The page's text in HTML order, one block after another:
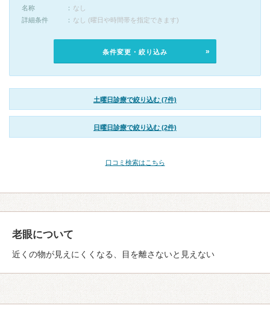
名称
なし
詳細条件
なし (曜日や時間帯を指定できます)
条件変更・絞り込み
土曜日診療で絞り込む (7件)
日曜日診療で絞り込む (2件)
口コミ検索はこちら
老眼について
近くの物が見えにくくなる、目を離さないと見えない